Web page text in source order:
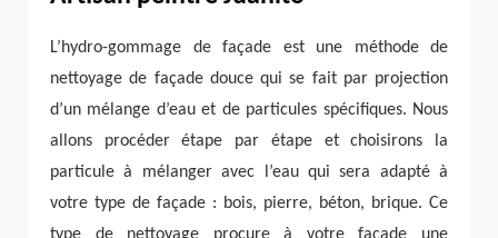
L’hydro-gommage de façade est une méthode de
nettoyage de façade douce qui se fait par projection
d’un mélange d’eau et de particules spécifiques. Nous
allons procéder étape par étape et choisirons la
particule à mélanger avec l’eau qui sera adapté à
votre type de façade : bois, pierre, béton, brique. Ce